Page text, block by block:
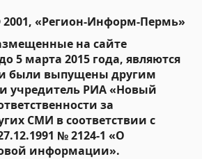
«Регион-Информ-Пермь»
на сайте
5 марта 2015 года, являются
были выпущены другим
учредитель РИА «Новый
за
СМИ в соответствии с
№ 2124-1 «О
информации».